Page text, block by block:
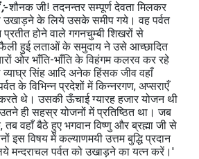
;-शौनक जी! तदनन्तर सम्पूर्ण देवता मिलकर
उखाड़ने के लिये उसके समीप गये। वह पर्वत
होने वाले गगनचुम्बी शिखरों से
हुई लताओं के समुदाय ने उसे आच्छादित
ओर भाँति-भाँति के विहंगम कलरव कर रहे
व्याघ्र सिंह आदि अनेक हिंसक जीव वहाँ
के विभिन्न प्रदेशों में किन्नरगण, अप्सराएँ
थे। उसकी ऊँचाई ग्यारह हजार योजन थी
ही सहस्र योजनों में प्रतिष्ठित था। जब
वहाँ बैठे हुए भगवान विष्णु और ब्रह्मा जी से
इस विषय में कल्याणमयी उत्तम बुद्धि प्रदान
मन्दराचल पर्वत को उखाड़ने का यत्न करें।'